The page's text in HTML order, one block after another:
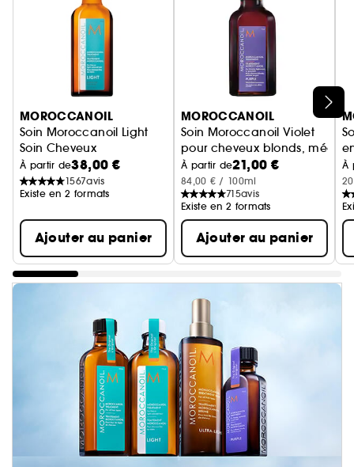
Ignorer le carrousel produits
MOROCCANOIL
Soin Moroccanoil Light
Soin Cheveux
À partir de38,00 €
1567avis
Existe en 2 formats
Ajouter au panier
MOROCCANOIL
Soin Moroccanoil Violet
pour cheveux blonds,
À partir de21,00 €
84,00 € / 100ml
715avis
Existe en 2 formats
Ajouter au panier
À